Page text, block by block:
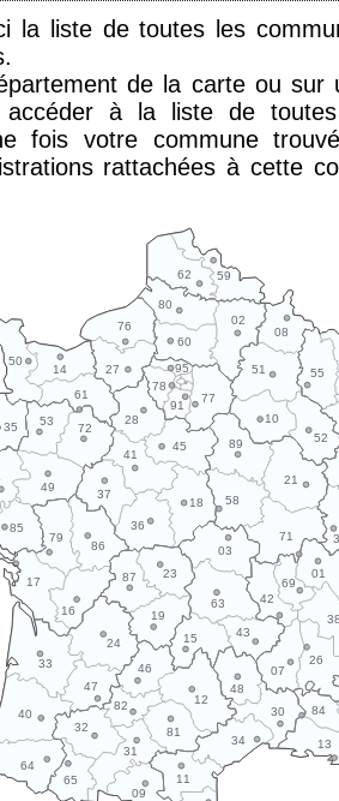
la liste de toutes les
de la carte ou sur
accéder à la liste de
fois votre commune
rattachées à cette
10
11
12
13
14
15
16
17
18
19
21
23
24
26
27
28
30
31
32
33
34
35
36
37
40
41
42
43
45
46
47
48
49
50
51
52
53
55
58
59
60
61
62
63
64
65
69
01
02
03
07
08
09
71
72
76
77
78
79
80
81
82 84
85
86
87
89
91
95